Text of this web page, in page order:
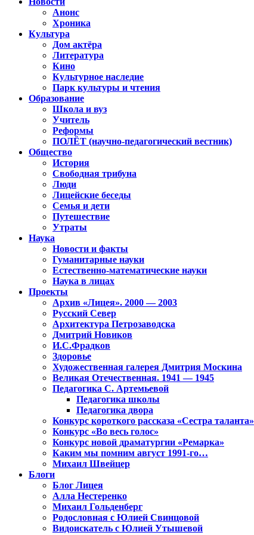
Анонс
Хроника
Культура
Дом актёра
Литература
Кино
Культурное наследие
Парк культуры и чтения
Образование
Школа и вуз
Учитель
Реформы
ПОЛЁТ (научно-педагогический вестник)
Общество
История
Свободная трибуна
Люди
Лицейские беседы
Семья и дети
Путешествие
Утраты
Наука
Новости и факты
Гуманитарные науки
Естественно-математические науки
Наука в лицах
Проекты
Архив «Лицея». 2000 — 2003
Русский Север
Архитектура Петрозаводска
Дмитрий Новиков
И.С.Фрадков
Здоровье
Художественная галерея Дмитрия Москина
Великая Отечественная. 1941 — 1945
Педагогика С. Артемьевой
Педагогика школы
Педагогика двора
Конкурс короткого рассказа «Сестра таланта»
Конкурс «Во весь голос»
Конкурс новой драматургии «Ремарка»
Каким мы помним август 1991-го…
Михаил Швейцер
Блоги
Блог Лицея
Алла Нестеренко
Михаил Гольденберг
Родословная с Юлией Свинцовой
Видоискатель с Юлией Утышевой